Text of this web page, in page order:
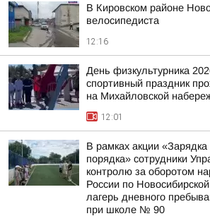
В Кировском районе
велосипедиста
12:16
День физкультурника
спортивный праздник
на Михайловской
12:01
В рамках акции
порядка» сотрудники
контролю за оборотом
России по
лагерь дневного
при школе № 90